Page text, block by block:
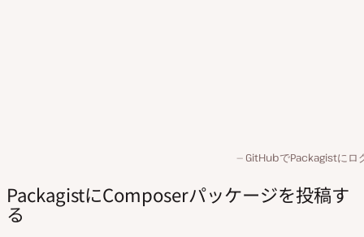
GitHubでPackagistにロ
PackagistにComposerパッケージを投稿す
る